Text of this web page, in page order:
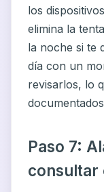
los
elimina la
la noche si te
día con un
revisarlos, lo
Paso 7:
consultar